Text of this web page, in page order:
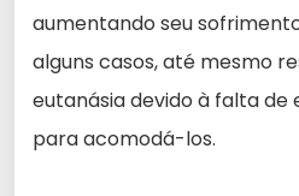
aumentando seu
alguns casos, até mesmo
eutanásia devido à falta de
para acomodá-los.